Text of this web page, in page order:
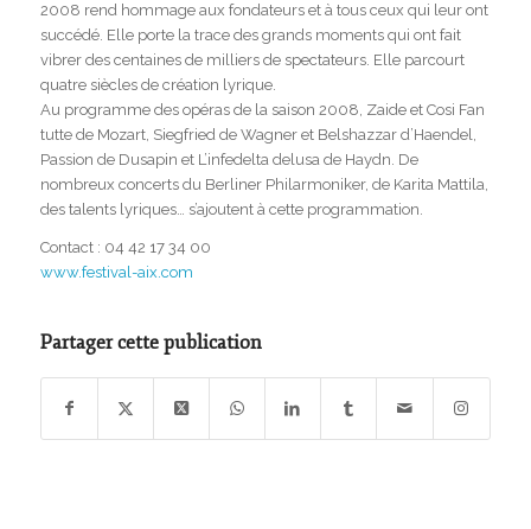
2008 rend hommage aux fondateurs et à tous ceux qui leur ont
succédé. Elle porte la trace des grands moments qui ont fait
vibrer des centaines de milliers de spectateurs. Elle parcourt
quatre siècles de création lyrique.
Au programme des opéras de la saison 2008, Zaide et Cosi Fan
tutte de Mozart, Siegfried de Wagner et Belshazzar d’Haendel,
Passion de Dusapin et L’infedelta delusa de Haydn. De
nombreux concerts du Berliner Philarmoniker, de Karita Mattila,
des talents lyriques… s’ajoutent à cette programmation.
Contact : 04 42 17 34 00
www.festival-aix.com
Partager cette publication